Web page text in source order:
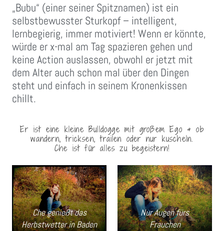
„Bubu“ (einer seiner Spitznamen) ist ein
selbstbewusster Sturkopf – intelligent,
lernbegierig, immer motiviert! Wenn er könnte,
würde er x-mal am Tag spazieren gehen und
keine Action auslassen, obwohl er jetzt mit
dem Alter auch schon mal über den Dingen
steht und einfach in seinem Kronenkissen
chillt.
Er ist eine kleine Bulldogge mit großem Ego & ob
wandern, tricksen, trailen oder nur kuscheln.
Che ist für alles zu begeistern!
Che genießt das
Herbstwetter in Baden
Nur Augen fürs
Frauchen